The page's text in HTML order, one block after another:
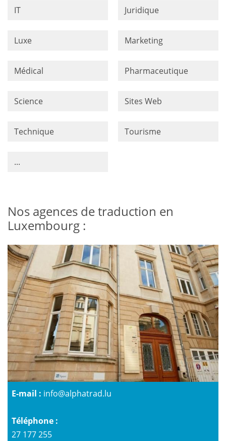
IT Juridique
Luxe Marketing
Médical Pharmaceutique
Science Sites Web
Technique Tourisme
...
Nos agences de traduction en
Luxembourg :
E-mail : info@alphatrad.lu
Téléphone :
27 177 255